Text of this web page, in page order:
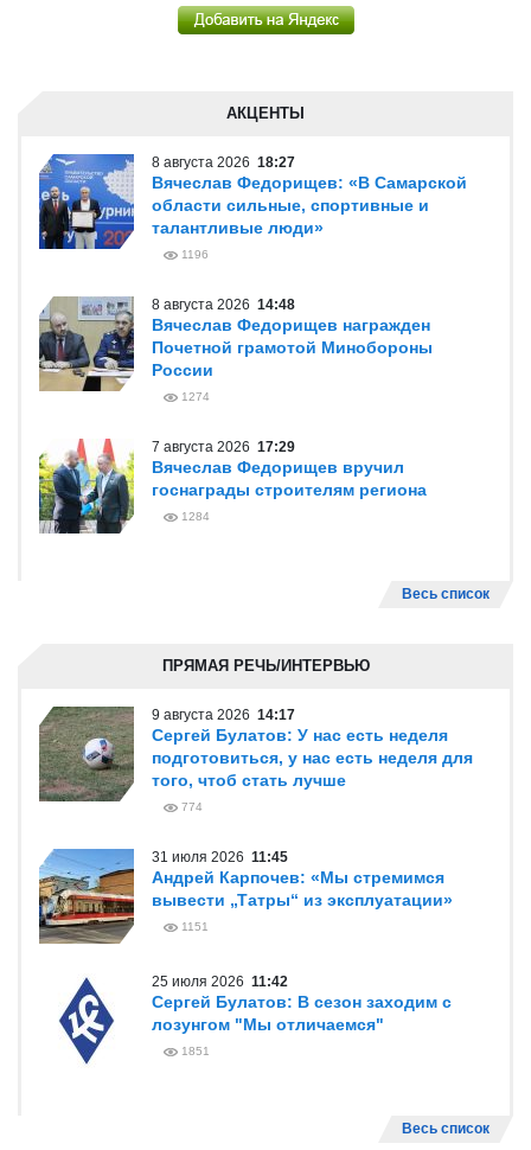
АКЦЕНТЫ
8 августа 2026 18:27
Вячеслав Федорищев: «В Самарской
области сильные, спортивные и
талантливые люди»
1196
8 августа 2026 14:48
Вячеслав Федорищев награжден
Почетной грамотой Минобороны
России
1274
7 августа 2026 17:29
Вячеслав Федорищев вручил
госнаграды строителям региона
1284
Весь список
ПРЯМАЯ РЕЧЬ/ИНТЕРВЬЮ
9 августа 2026 14:17
Сергей Булатов: У нас есть неделя
подготовиться, у нас есть неделя для
того, чтоб стать лучше
774
31 июля 2026 11:45
Андрей Карпочев: «Мы стремимся
вывести „Татры“ из эксплуатации»
1151
25 июля 2026 11:42
Сергей Булатов: В сезон заходим с
лозунгом "Мы отличаемся"
1851
Весь список